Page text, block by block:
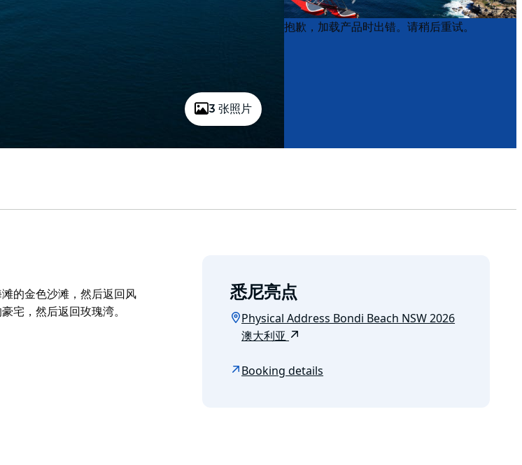
3 张照片
Product
Product
抱歉，加载产品时出错。请稍后重试。
的金色沙滩，然后返回风
宅，然后返回玫瑰湾。
宅，然后返回玫瑰湾。
悉尼亮点
Physical Address Bondi Beach NSW 2026
澳大利亚
Booking details